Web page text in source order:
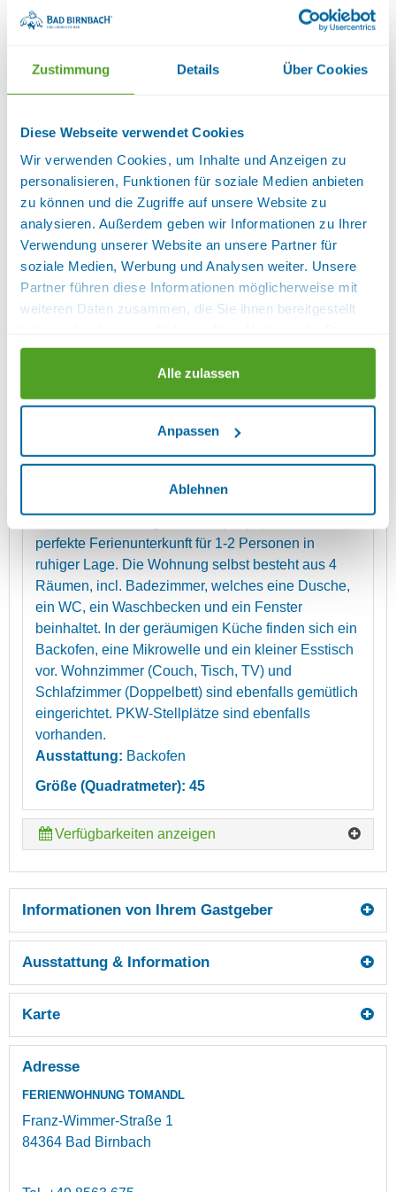
Zustimmung Details Über Cookies
Diese Webseite verwendet Cookies
Wir verwenden Cookies, um Inhalte und Anzeigen zu
personalisieren, Funktionen für soziale Medien anbieten
zu können und die Zugriffe auf unsere Website zu
analysieren. Außerdem geben wir Informationen zu Ihrer
Verwendung unserer Website an unsere Partner für
soziale Medien, Werbung und Analysen weiter. Unsere
Partner führen diese Informationen möglicherweise mit
weiteren Daten zusammen, die Sie ihnen bereitgestellt
gesammelt haben.
Alle zulassen
Anpassen
Ablehnen
Tisch, TV) und Schlafzimmer (Doppelbett) sind
Ausstattung:
Backofen
Größe (Quadratmeter): 45
FERIENWOHNUNG II (45QM) MIT
BALKON
perfekte Ferienunterkunft für 1-2 Personen in
ruhiger Lage. Die Wohnung selbst besteht aus 4
Räumen, incl. Badezimmer, welches eine Dusche,
ein WC, ein Waschbecken und ein Fenster
beinhaltet. In der geräumigen Küche finden sich ein
Backofen, eine Mikrowelle und ein kleiner Esstisch
vor. Wohnzimmer (Couch, Tisch, TV) und
Schlafzimmer (Doppelbett) sind ebenfalls gemütlich
eingerichtet. PKW-Stellplätze sind ebenfalls
vorhanden.
Ausstattung: Backofen
Größe (Quadratmeter): 45
Verfügbarkeiten anzeigen
Informationen von Ihrem Gastgeber
Ausstattung & Information
Karte
Adresse
FERIENWOHNUNG TOMANDL
Franz-Wimmer-Straße 1
84364 Bad Birnbach